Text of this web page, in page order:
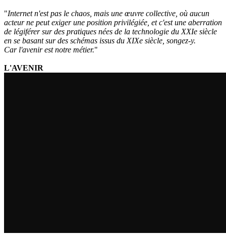
"Internet n'est pas le chaos, mais une œuvre collective, où aucun
acteur ne peut exiger une position privilégiée, et c'est une aberration
de légiférer sur des pratiques nées de la technologie du XXIe siècle
en se basant sur des schémas issus du XIXe siècle, songez-y.
Car l'avenir est notre métier."
L'AVENIR